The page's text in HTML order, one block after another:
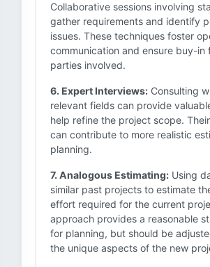
Collaborative sessions involving
gather requirements and identify
issues. These techniques foster
communication and ensure buy-in
parties involved.
6. Expert Interviews: Consulting
relevant fields can provide
help refine the project scope.
can contribute to more realistic
planning.
7. Analogous Estimating: Using
similar past projects to estimate
effort required for the current
approach provides a reasonable
for planning, but should be
the unique aspects of the new